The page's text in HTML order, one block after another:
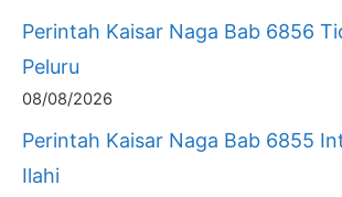
Perintah Kaisar Naga Bab 6856
Peluru
08/08/2026
Perintah Kaisar Naga Bab 6855
Ilahi